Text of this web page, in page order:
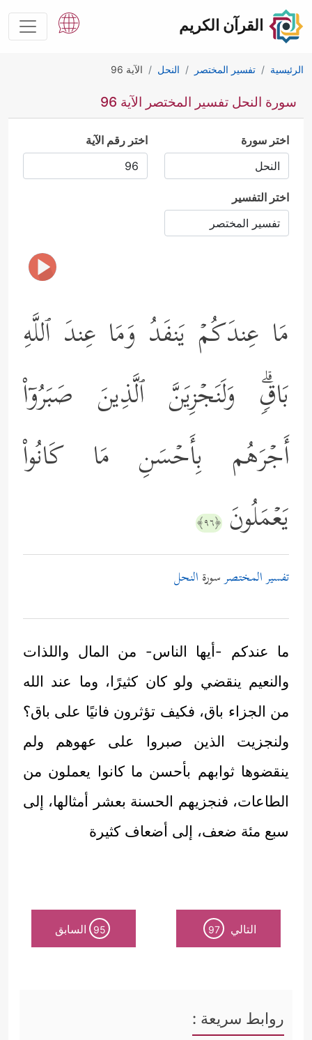
القرآن الكريم
الرئيسية تفسير المختصر النحل الآية 96
سورة النحل تفسير المختصر الآية 96
اختر سورة اختر رقم الآية
اختر التفسير
مَا عِندَكُمۡ یَنفَدُ وَمَا عِندَ ٱللَّهِ
بَاقࣲۗ وَلَنَجۡزِیَنَّ ٱلَّذِینَ صَبَرُوۤاْ
أَجۡرَهُم بِأَحۡسَنِ مَا كَانُواْ
یَعۡمَلُونَ ﴿٩٦﴾
تفسير المختصرسورة النحل
ما عندكم -أيها الناس- من المال واللذات
والنعيم ينقضي ولو كان كثيرًا، وما عند الله
من الجزاء باق، فكيف تؤثرون فانيًا على باق؟
ولنجزيت الذين صبروا على عهوهم ولم
ينقضوها ثوابهم بأحسن ما كانوا يعملون من
الطاعات، فنجزيهم الحسنة بعشر أمثالها، إلى
سبع مئة ضعف، إلى أضعاف كثيرة
التالي 97
95 السابق
روابط سريعة :